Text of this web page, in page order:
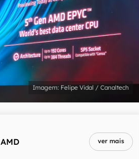
Felipe Vidal / Canaltech
AMD ver mais